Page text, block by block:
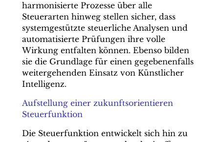
harmonisierte Prozesse über alle
Steuerarten hinweg stellen sicher, dass
systemgestützte steuerliche Analysen und
automatisierte Prüfungen ihre volle
Wirkung entfalten können. Ebenso bilden
sie die Grundlage für einen gegebenenfalls
weitergehenden Einsatz von Künstlicher
Intelligenz.
Aufstellung einer zukunftsorientieren
Steuerfunktion
Die Steuerfunktion entwickelt sich hin zu